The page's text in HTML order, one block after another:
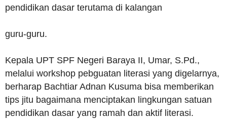
pendidikan dasar terutama di kalangan
guru-guru.
Kepala UPT SPF Negeri Baraya II, Umar, S.Pd.,
melalui workshop pebguatan literasi yang digelarnya,
berharap Bachtiar Adnan Kusuma bisa memberikan
tips jitu bagaimana menciptakan lingkungan satuan
pendidikan dasar yang ramah dan aktif literasi.